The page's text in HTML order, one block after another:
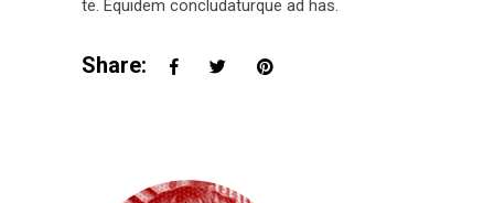
te. Equidem concludaturque ad has.
Share: